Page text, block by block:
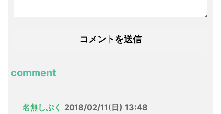
comment
名無しぷく 2018/02/11(日) 13:48